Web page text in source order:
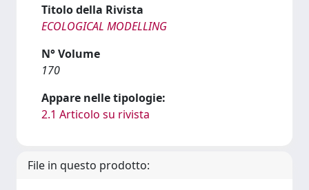
Titolo della Rivista
ECOLOGICAL MODELLING
N° Volume
170
Appare nelle tipologie:
2.1 Articolo su rivista
File in questo prodotto: